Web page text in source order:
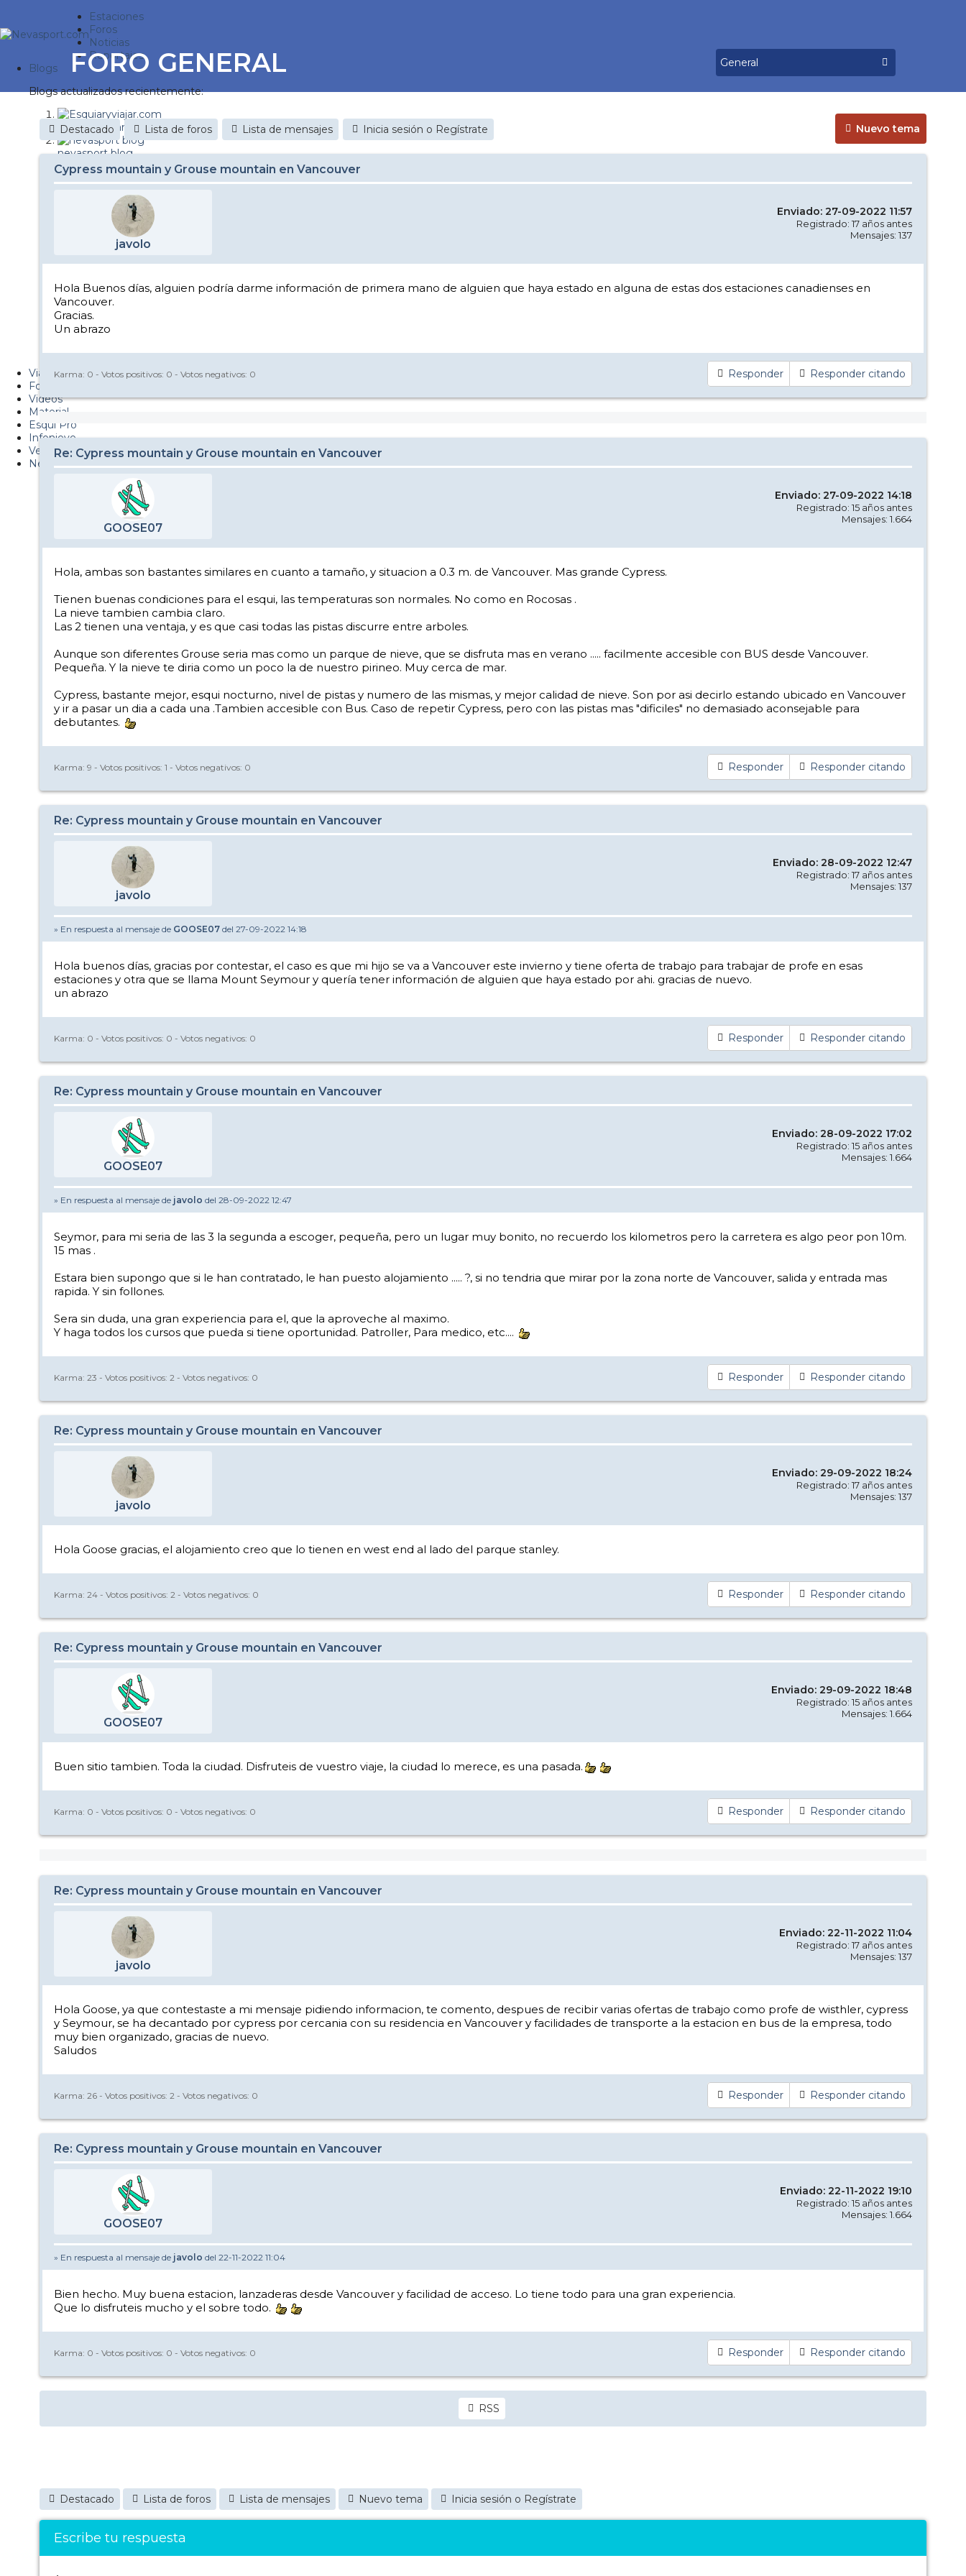
Estaciones
Foros
Noticias
Reportajes
Blogs
Blogs actualizados recientemente:
Esquiaryviajar.com
nevasport blog
Discovery Snow
It's a powder da
Nevasport Chile
Revista NIX
Metiendo Cantos
Viajes
Fotos
Videos
Material
Esquí Pro
Infonieve
Verano
Nevalog
FORO GENERAL
Nuevo tema
Destacado Lista de foros Lista de mensajes Inicia sesión o Regístrate
Cypress mountain y Grouse mountain en Vancouver
javolo
Enviado: 27-09-2022 11:57
Registrado: 17 años antes
Mensajes: 137
Hola Buenos días, alguien podría darme información de primera mano de alguien que haya estado en alguna de estas dos estaciones canadienses en
Vancouver.
Gracias.
Un abrazo
Responder Responder citando
Karma: 0 - Votos positivos: 0 - Votos negativos: 0
Re: Cypress mountain y Grouse mountain en Vancouver
GOOSE07
Enviado: 27-09-2022 14:18
Registrado: 15 años antes
Mensajes: 1.664
Hola, ambas son bastantes similares en cuanto a tamaño, y situacion a 0.3 m. de Vancouver. Mas grande Cypress.
Tienen buenas condiciones para el esqui, las temperaturas son normales. No como en Rocosas .
La nieve tambien cambia claro.
Las 2 tienen una ventaja, y es que casi todas las pistas discurre entre arboles.
Aunque son diferentes Grouse seria mas como un parque de nieve, que se disfruta mas en verano ..... facilmente accesible con BUS desde Vancouver.
Pequeña. Y la nieve te diria como un poco la de nuestro pirineo. Muy cerca de mar.
Cypress, bastante mejor, esqui nocturno, nivel de pistas y numero de las mismas, y mejor calidad de nieve. Son por asi decirlo estando ubicado en Vancouver
y ir a pasar un dia a cada una .Tambien accesible con Bus. Caso de repetir Cypress, pero con las pistas mas "dificiles" no demasiado aconsejable para
debutantes.
Responder Responder citando
Karma: 9 - Votos positivos: 1 - Votos negativos: 0
Re: Cypress mountain y Grouse mountain en Vancouver
javolo
Enviado: 28-09-2022 12:47
Registrado: 17 años antes
Mensajes: 137
» En respuesta al mensaje de GOOSE07 del 27-09-2022 14:18
Hola buenos días, gracias por contestar, el caso es que mi hijo se va a Vancouver este invierno y tiene oferta de trabajo para trabajar de profe en esas
estaciones y otra que se llama Mount Seymour y quería tener información de alguien que haya estado por ahi. gracias de nuevo.
un abrazo
Responder Responder citando
Karma: 0 - Votos positivos: 0 - Votos negativos: 0
Re: Cypress mountain y Grouse mountain en Vancouver
GOOSE07
Enviado: 28-09-2022 17:02
Registrado: 15 años antes
Mensajes: 1.664
» En respuesta al mensaje de javolo del 28-09-2022 12:47
Seymor, para mi seria de las 3 la segunda a escoger, pequeña, pero un lugar muy bonito, no recuerdo los kilometros pero la carretera es algo peor pon 10m.
15 mas .
Estara bien supongo que si le han contratado, le han puesto alojamiento ..... ?, si no tendria que mirar por la zona norte de Vancouver, salida y entrada mas
rapida. Y sin follones.
Sera sin duda, una gran experiencia para el, que la aproveche al maximo.
Y haga todos los cursos que pueda si tiene oportunidad. Patroller, Para medico, etc....
Responder Responder citando
Karma: 23 - Votos positivos: 2 - Votos negativos: 0
Re: Cypress mountain y Grouse mountain en Vancouver
javolo
Enviado: 29-09-2022 18:24
Registrado: 17 años antes
Mensajes: 137
Hola Goose gracias, el alojamiento creo que lo tienen en west end al lado del parque stanley.
Responder Responder citando
Karma: 24 - Votos positivos: 2 - Votos negativos: 0
Re: Cypress mountain y Grouse mountain en Vancouver
GOOSE07
Enviado: 29-09-2022 18:48
Registrado: 15 años antes
Mensajes: 1.664
Buen sitio tambien. Toda la ciudad. Disfruteis de vuestro viaje, la ciudad lo merece, es una pasada.
Responder Responder citando
Karma: 0 - Votos positivos: 0 - Votos negativos: 0
Re: Cypress mountain y Grouse mountain en Vancouver
javolo
Enviado: 22-11-2022 11:04
Registrado: 17 años antes
Mensajes: 137
Hola Goose, ya que contestaste a mi mensaje pidiendo informacion, te comento, despues de recibir varias ofertas de trabajo como profe de wisthler, cypress
y Seymour, se ha decantado por cypress por cercania con su residencia en Vancouver y facilidades de transporte a la estacion en bus de la empresa, todo
muy bien organizado, gracias de nuevo.
Saludos
Responder Responder citando
Karma: 26 - Votos positivos: 2 - Votos negativos: 0
Re: Cypress mountain y Grouse mountain en Vancouver
GOOSE07
Enviado: 22-11-2022 19:10
Registrado: 15 años antes
Mensajes: 1.664
» En respuesta al mensaje de javolo del 22-11-2022 11:04
Bien hecho. Muy buena estacion, lanzaderas desde Vancouver y facilidad de acceso. Lo tiene todo para una gran experiencia.
Que lo disfruteis mucho y el sobre todo.
Responder Responder citando
Karma: 0 - Votos positivos: 0 - Votos negativos: 0
RSS
Destacado Lista de foros Lista de mensajes Nuevo tema Inicia sesión o Regístrate
Escribe tu respuesta